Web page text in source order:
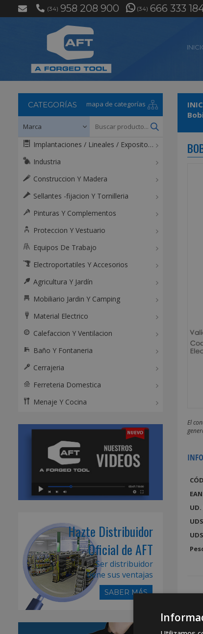
(34) 958 208 900 (34) 666 333
El
CATEGORÍAS mapa de categorías
Implantaciones / Lineales / Expositores / Mostradores
Industria
Construccion Y Madera
Sellantes -fijacion Y Tornilleria
Pinturas Y Complementos
Proteccion Y Vestuario
Equipos De Trabajo
Electroportatiles Y Accesorios
Agricultura Y Jardín
Mobiliario Jardin Y Camping
Material Electrico
Calefaccion Y Ventilacion
Baño Y Fontaneria
Cerrajeria
Ferreteria Domestica
Menaje Y Cocina
Hazte Distribuidor
Oficial de AFT
Ser distribuidor
tiene sus ventajas
SABER MÁS